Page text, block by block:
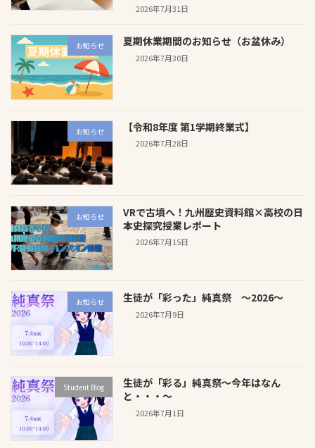
2026年7月31日
お知らせ 夏期休業期間のお知らせ（お盆休み）
2026年7月30日
お知らせ 【令和8年度 第1学期終業式】
2026年7月28日
お知らせ
VRで古墳へ！九州歴史資料館×高校の日
本史探究授業レポート
2026年7月15日
お知らせ 生徒が「彩った」純真祭 ～2026～
2026年7月9日
Student Blog
生徒が「彩る」純真祭～今年はなん
と・・・～
2026年7月1日